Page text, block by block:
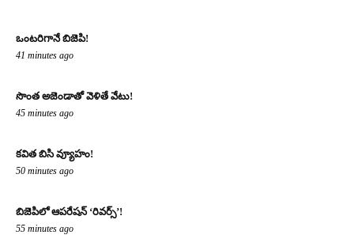
ఒంటరిగానే బిజెపి!
41 minutes ago
సొంత అజెండాతో వెళితే వేటు!
45 minutes ago
కవిత బిసి వ్యూహం!
50 minutes ago
బిజెపిలో ఆపరేషన్ ‘రివర్స్’!
55 minutes ago